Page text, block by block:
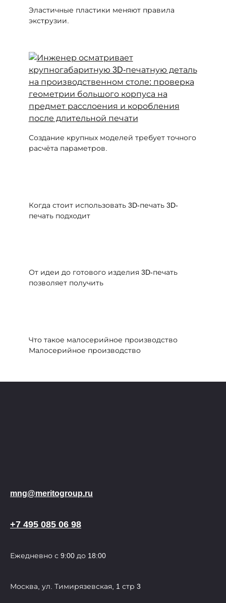
Эластичные пластики меняют правила
экструзии.
Создание крупных моделей требует точного
расчёта параметров.
Когда стоит использовать 3D-печать 3D-
печать подходит
От идеи до готового изделия 3D-печать
позволяет получить
Что такое малосерийное производство
Малосерийное производство
mng@meritogroup.ru
+7 495 085 06 98
Ежедневно с 9:00 до 18:00
Москва, ул. Тимирязевская, 1 стр 3